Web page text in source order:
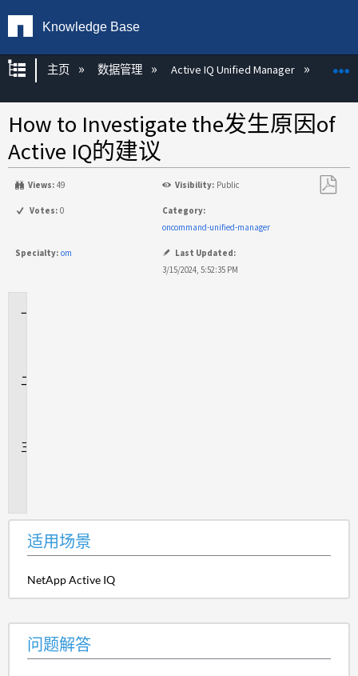
Knowledge Base
扩展/隐缩全局层次
主页 数据管理 Active IQ Unified Manager
How to Investigate the发生原因of
Active IQ的建议
Views: 49 Visibility: Public
Votes: 0
Category:
oncommand-unified-manager
Specialty: om
Last Updated:
3/15/2024, 5:52:35 PM
适用场景
NetApp Active IQ
问题解答